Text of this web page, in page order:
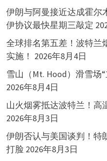
伊朗与阿曼接近达成霍尔
伊协议最快星期三敲定
全球排名第五差！波特兰
实施！ 2026年8月4日
雪山（Mt. Hood）滑雪场
2026年8月4日
山火烟雾抵达波特兰！高
2026年8月3日
伊朗否认与美国谈判！特
打脸 2026年8月3日